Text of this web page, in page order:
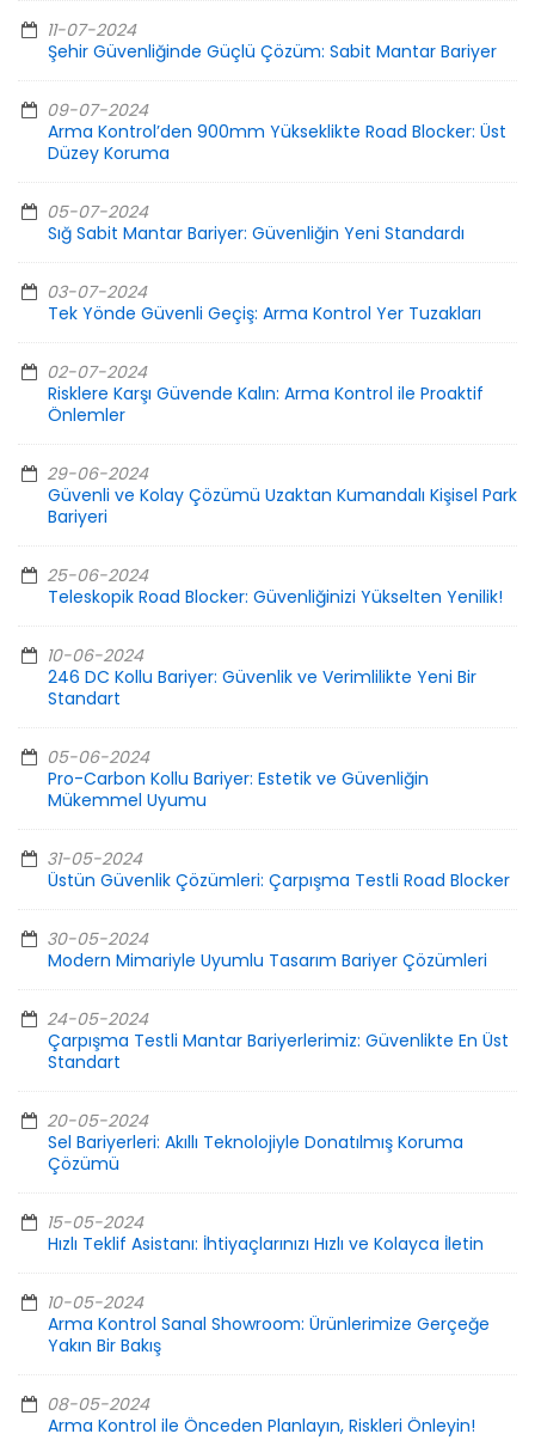
11-07-2024
Şehir Güvenliğinde Güçlü Çözüm: Sabit Mantar Bariyer
09-07-2024
Arma Kontrol’den 900mm Yükseklikte Road Blocker: Üst
Düzey Koruma
05-07-2024
Sığ Sabit Mantar Bariyer: Güvenliğin Yeni Standardı
03-07-2024
Tek Yönde Güvenli Geçiş: Arma Kontrol Yer Tuzakları
02-07-2024
Risklere Karşı Güvende Kalın: Arma Kontrol ile Proaktif
Önlemler
29-06-2024
Güvenli ve Kolay Çözümü Uzaktan Kumandalı Kişisel Park
Bariyeri
25-06-2024
Teleskopik Road Blocker: Güvenliğinizi Yükselten Yenilik!
10-06-2024
246 DC Kollu Bariyer: Güvenlik ve Verimlilikte Yeni Bir
Standart
05-06-2024
Pro-Carbon Kollu Bariyer: Estetik ve Güvenliğin
Mükemmel Uyumu
31-05-2024
Üstün Güvenlik Çözümleri: Çarpışma Testli Road Blocker
30-05-2024
Modern Mimariyle Uyumlu Tasarım Bariyer Çözümleri
24-05-2024
Çarpışma Testli Mantar Bariyerlerimiz: Güvenlikte En Üst
Standart
20-05-2024
Sel Bariyerleri: Akıllı Teknolojiyle Donatılmış Koruma
Çözümü
15-05-2024
Hızlı Teklif Asistanı: İhtiyaçlarınızı Hızlı ve Kolayca İletin
10-05-2024
Arma Kontrol Sanal Showroom: Ürünlerimize Gerçeğe
Yakın Bir Bakış
08-05-2024
Arma Kontrol ile Önceden Planlayın, Riskleri Önleyin!